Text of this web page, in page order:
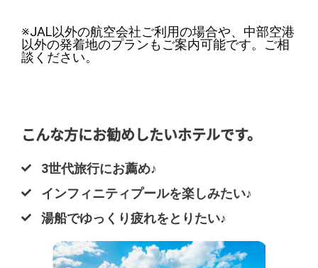
※JAL以外の航空会社ご利用の場合や、中部空港
以外の発着地のプランもご案内可能です。ご相
談ください。
こんな方にお勧めしたいホテルです。
3世代旅行にお薦め♪
インフィニティプールを楽しみたい♪
湯船でゆっくり疲れをとりたい♪